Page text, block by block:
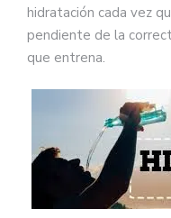
hidratación cada vez
pendiente de la
que entrena.